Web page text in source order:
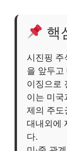
핵
시진핑 주
을 앞두고
이징으로
이는 미국
제의 주도
대내외에
다.